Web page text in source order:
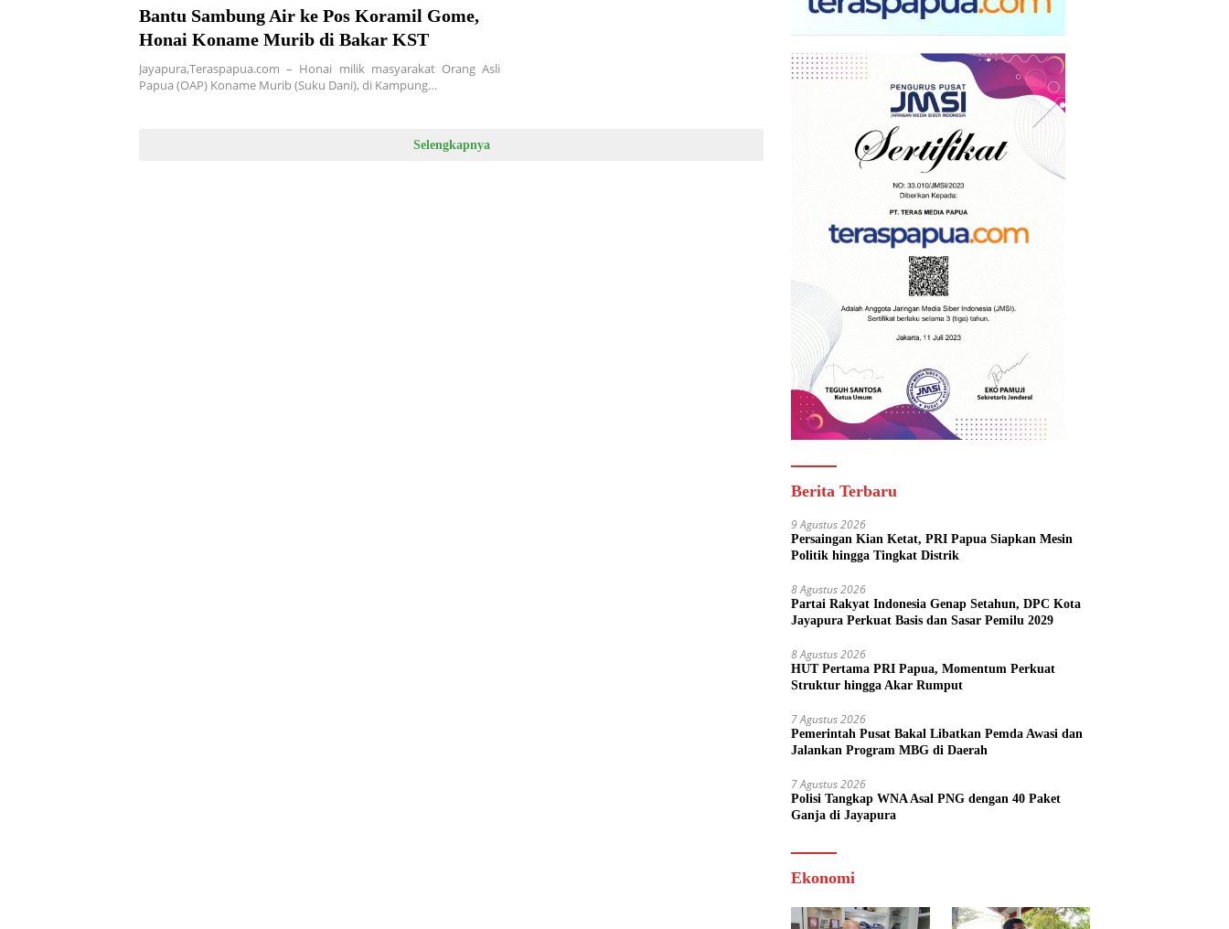
Bantu Sambung Air ke Pos Koramil Gome,
Honai Koname Murib di Bakar KST
Jayapura,Teraspapua.com – Honai milik masyarakat Orang Asli
Papua (OAP) Koname Murib (Suku Dani), di Kampung…
Selengkapnya
Berita Terbaru
9 Agustus 2026
Persaingan Kian Ketat, PRI Papua Siapkan Mesin
Politik hingga Tingkat Distrik
8 Agustus 2026
Partai Rakyat Indonesia Genap Setahun, DPC Kota
Jayapura Perkuat Basis dan Sasar Pemilu 2029
8 Agustus 2026
HUT Pertama PRI Papua, Momentum Perkuat
Struktur hingga Akar Rumput
7 Agustus 2026
Pemerintah Pusat Bakal Libatkan Pemda Awasi dan
Jalankan Program MBG di Daerah
7 Agustus 2026
Polisi Tangkap WNA Asal PNG dengan 40 Paket
Ganja di Jayapura
Ekonomi